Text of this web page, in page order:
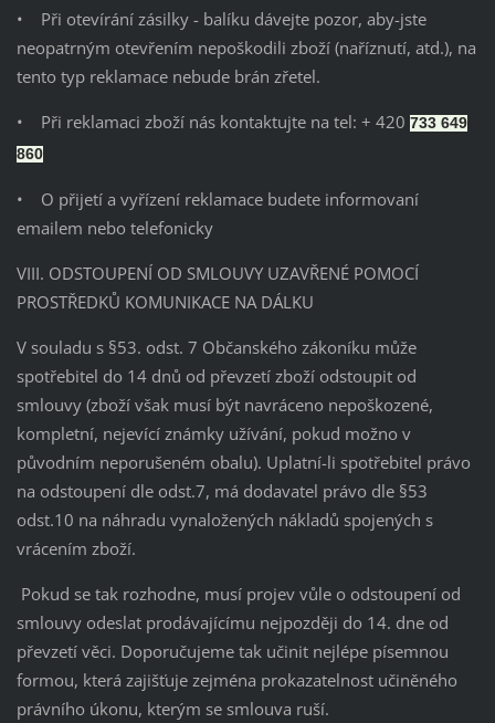
• Při otevírání zásilky - balíku dávejte pozor, aby-jste
neopatrným otevřením nepoškodili zboží (naříznutí, atd.), na
tento typ reklamace nebude brán zřetel.
• Při reklamaci zboží nás kontaktujte na tel: + 420 733 649
860
• O přijetí a vyřízení reklamace budete informovaní
emailem nebo telefonicky
VIII. ODSTOUPENÍ OD SMLOUVY UZAVŘENÉ POMOCÍ
PROSTŘEDKŮ KOMUNIKACE NA DÁLKU
V souladu s §53. odst. 7 Občanského zákoníku může
spotřebitel do 14 dnů od převzetí zboží odstoupit od
smlouvy (zboží však musí být navráceno nepoškozené,
kompletní, nejevící známky užívání, pokud možno v
původním neporušeném obalu). Uplatní-li spotřebitel právo
na odstoupení dle odst.7, má dodavatel právo dle §53
odst.10 na náhradu vynaložených nákladů spojených s
vrácením zboží.
Pokud se tak rozhodne, musí projev vůle o odstoupení od
smlouvy odeslat prodávajícímu nejpozději do 14. dne od
převzetí věci. Doporučujeme tak učinit nejlépe písemnou
formou, která zajišťuje zejména prokazatelnost učiněného
právního úkonu, kterým se smlouva ruší.